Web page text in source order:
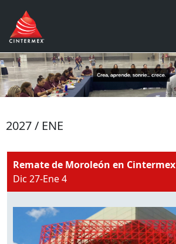
2027 / ENE
Remate de Moroleón en Cintermex
Dic 27-Ene 4